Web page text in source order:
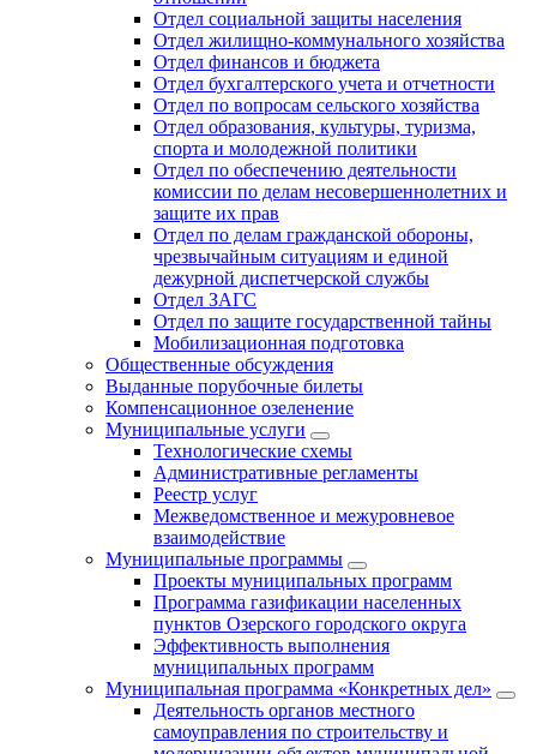
Отдел социальной защиты населения
Отдел жилищно-коммунального хозяйства
Отдел финансов и бюджета
Отдел бухгалтерского учета и отчетности
Отдел по вопросам сельского хозяйства
Отдел образования, культуры, туризма,
спорта и молодежной политики
Отдел по обеспечению деятельности
комиссии по делам несовершеннолетних и
защите их прав
Отдел по делам гражданской обороны,
чрезвычайным ситуациям и единой
дежурной диспетчерской службы
Отдел ЗАГС
Отдел по защите государственной тайны
Мобилизационная подготовка
Общественные обсуждения
Выданные порубочные билеты
Компенсационное озеленение
Муниципальные услуги
Технологические схемы
Административные регламенты
Реестр услуг
Межведомственное и межуровневое
взаимодействие
Муниципальные программы
Проекты муниципальных программ
Программа газификации населенных
пунктов Озерского городского округа
Эффективность выполнения
муниципальных программ
Муниципальная программа «Конкретных дел»
Деятельность органов местного
самоуправления по строительству и